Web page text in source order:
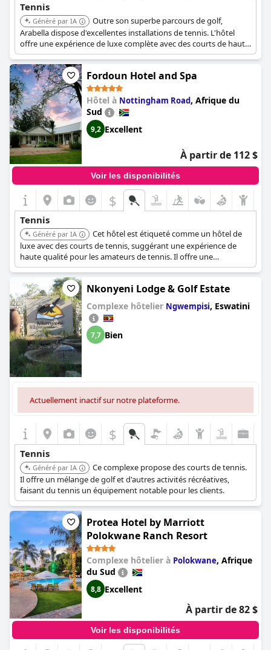
Tennis
Généré par IA
Outre son superbe parcours de golf,
Arabella dispose d'excellentes installations de tennis. L'hôtel
offre une expérience de luxe complète avec des courts de haute
qualité et un cadre magnifique, ce qui en fait un lieu idéal pour
les amateurs de tennis.
Fordoun Hotel and Spa
Hôtel à Nottingham Road, Afrique du
Sud
9,2 Excellent
À partir de 112 $
Voir les disponibilités
$
Tennis
Généré par IA
Cet hôtel est étiqueté comme un hôtel de
luxe avec des courts de tennis, suggérant une expérience de
haute qualité pour les amateurs de tennis. Il offre une
combinaison d'installations de spa et de tennis, proposant un
séjour relaxant et actif.
Nkonyeni Lodge & Golf Estate
Complexe hôtelier Ngwempisi, Eswatini
7,7 Bien
Actuellement inactif sur notre plateforme.
$
Tennis
Généré par IA
Ce complexe propose des courts de tennis.
Il offre un mélange de golf et d'autres activités récréatives,
faisant du tennis un équipement notable pour les clients.
Protea Hotel by Marriott
Polokwane Ranch Resort
Complexe hôtelier à Polokwane, Afrique
du Sud
8,8 Excellent
À partir de 82 $
Voir les disponibilités